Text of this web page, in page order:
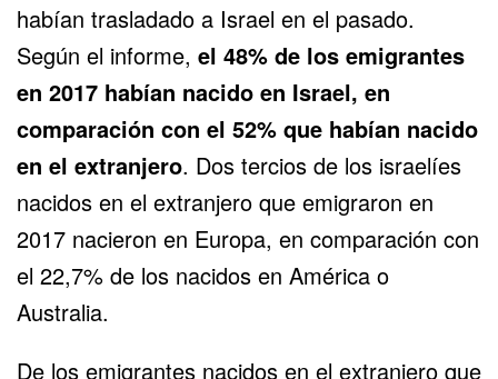
habían trasladado a Israel en el pasado.
Según el informe, el 48% de los emigrantes
en 2017 habían nacido en Israel, en
comparación con el 52% que habían nacido
en el extranjero. Dos tercios de los israelíes
nacidos en el extranjero que emigraron en
2017 nacieron en Europa, en comparación con
el 22,7% de los nacidos en América o
Australia.
De los emigrantes nacidos en el extranjero que